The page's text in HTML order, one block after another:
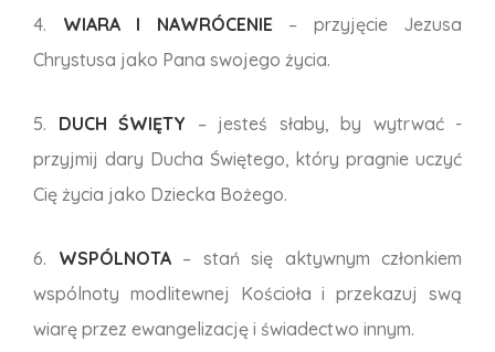
4. WIARA I NAWRÓCENIE– przyjęcie Jezusa
Chrystusa jako Pana swojego życia.
5. DUCH ŚWIĘTY – jesteś słaby, by wytrwać -
przyjmij dary Ducha Świętego, który pragnie uczyć
Cię życia jako Dziecka Bożego.
6. WSPÓLNOTA– stań się aktywnym członkiem
wspólnoty modlitewnej Kościoła i przekazuj swą
wiarę przez ewangelizację i świadectwo innym.